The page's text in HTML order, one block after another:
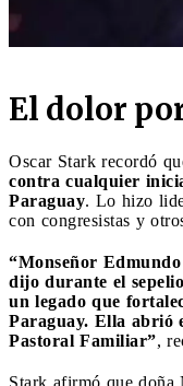
El dolor
Oscar Stark recordó
contra cualquier
Paraguay. Lo hizo
con congresistas y
“Monseñor
dijo durante el
un legado que
Paraguay. Ella abrió
Pastoral Familiar”,